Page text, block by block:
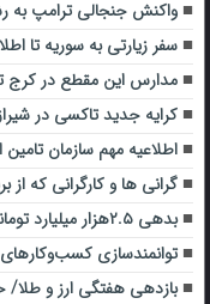
واکنش جنجالی ترامپ به
سفر زیارتی به سوریه تا
مدارس این مقطع در کرج
کرایه جدید تاکسی در
اطلاعیه مهم سازمان
گرانی ها و کارگرانی که
بدهی ۲.۵هزار میلیارد تومانی دانشگاه علوم‌پزشکی کردستان
توانمندسازی
بازدهی هفتگی ارز و